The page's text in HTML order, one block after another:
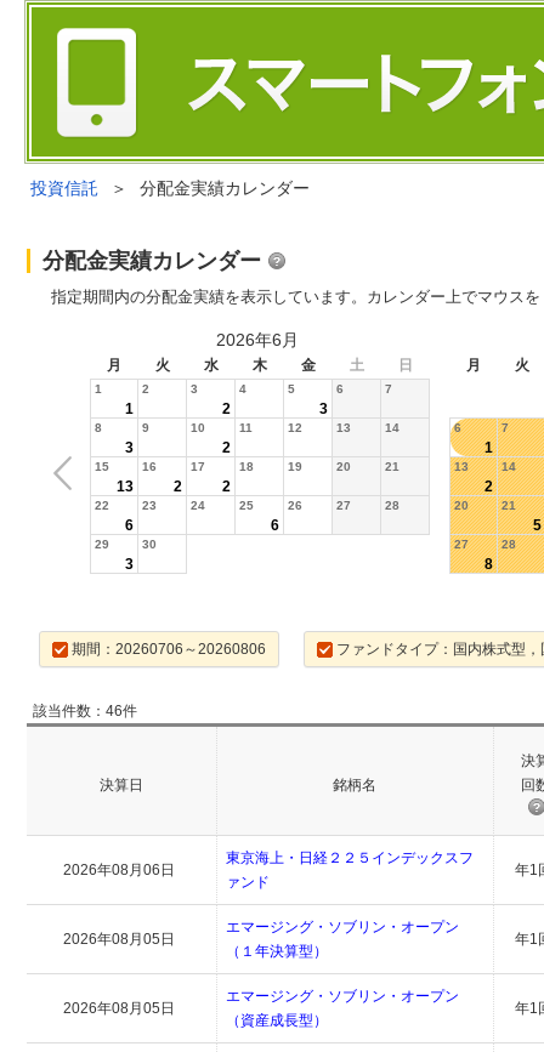
投資信託 ＞ 分配金実績カレンダー
分配金実績カレンダー
指定期間内の分配金実績を表示しています。カレンダー上でマウス
2026年6月
月 火 水 木 金 土 日 月 火
1
1
2 3
2
4 5
3
6 7
8
3
9 10
2
11 12 13 14
15
13
16
2
17
2
18 19 20 21
22
6
23 24 25
6
26 27 28
29
3
30
6
1
7
13
2
14
20 21
5
27
8
28
期間：20260706～20260806 ファンドタイプ：国内株式型
該当件数：46件
決算日 銘柄名
決
回
2026年08月06日
東京海上・日経２２５インデックスフ
ァンド
年1
2026年08月05日
エマージング・ソブリン・オープン
（１年決算型）
年1
2026年08月05日
エマージング・ソブリン・オープン
（資産成長型）
年1